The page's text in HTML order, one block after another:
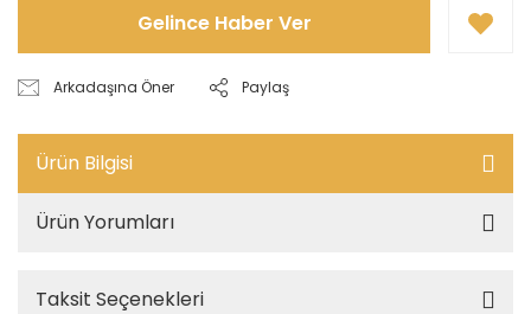
Gelince Haber Ver
Arkadaşına Öner Paylaş
Ürün Bilgisi
Ürün Yorumları
Taksit Seçenekleri